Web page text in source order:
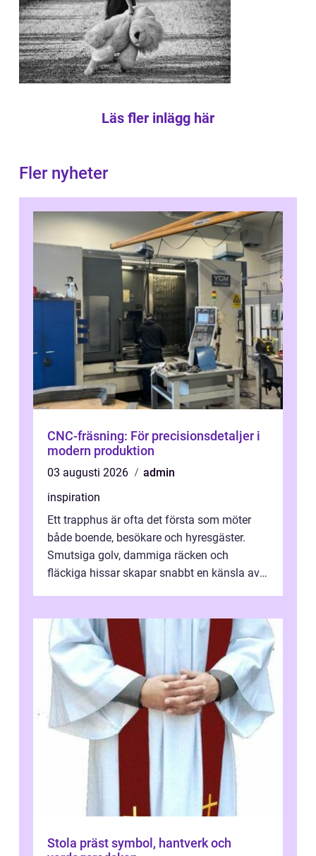
Läs fler inlägg här
Fler nyheter
CNC-fräsning: För precisionsdetaljer i
modern produktion
03 augusti 2026
admin
inspiration
Ett trapphus är ofta det första som möter
både boende, besökare och hyresgäster.
Smutsiga golv, dammiga räcken och
fläckiga hissar skapar snabbt en känsla av
Stola präst symbol, hantverk och